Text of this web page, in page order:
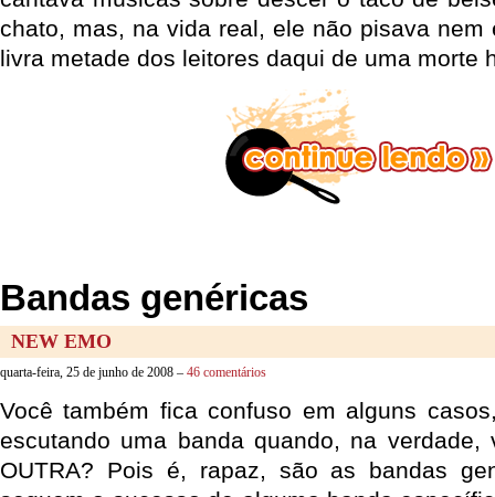
chato, mas, na vida real, ele não pisava nem
livra metade dos leitores daqui de uma morte
Bandas genéricas
NEW EMO
quarta-feira, 25 de junho de 2008 – 46 comentários
Você também fica confuso em alguns
escutando uma banda quando, na verdade,
OUTRA? Pois é, rapaz, são as bandas